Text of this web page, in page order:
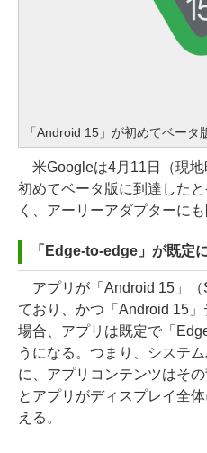
「Android 15」が初めてベータ
米Googleは4月11日（現
初めてベータ版に到達した
く、アーリーアダプターにも
「Edge-to-edge」が既定
アプリが「Android 15」（
ており、かつ「Android 15
場合、アプリは既定で「
うになる。つまり、システ
に、アプリコンテンツはそ
とアプリがディスプレイ全
える。